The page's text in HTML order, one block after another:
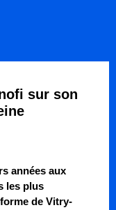
sur son
années aux
les plus
de Vitry-